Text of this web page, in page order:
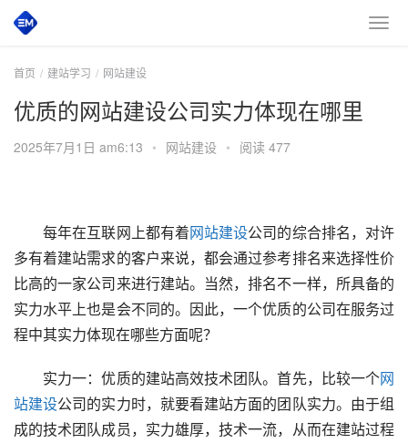
首页 建站学习 网站建设
优质的网站建设公司实力体现在哪里
2025年7月1日 am6:13 • 网站建设 • 阅读 477
每年在互联网上都有着网站建设公司的综合排名，对许
多有着建站需求的客户来说，都会通过参考排名来选择性价
比高的一家公司来进行建站。当然，排名不一样，所具备的
实力水平上也是会不同的。因此，一个优质的公司在服务过
程中其实力体现在哪些方面呢？
实力一：优质的建站高效技术团队。首先，比较一个网
站建设公司的实力时，就要看建站方面的团队实力。由于组
成的技术团队成员，实力雄厚，技术一流，从而在建站过程